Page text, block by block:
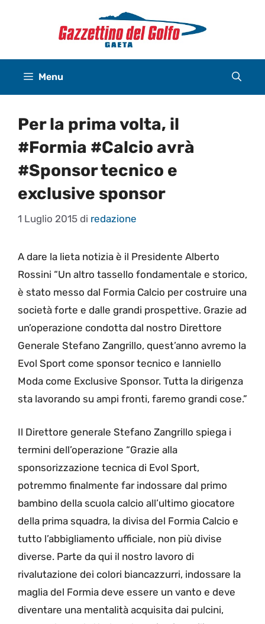
Menu
Per la prima volta, il
#Formia #Calcio avrà
#Sponsor tecnico e
exclusive sponsor
1 Luglio 2015 di redazione
A dare la lieta notizia è il Presidente Alberto
Rossini “Un altro tassello fondamentale e storico,
è stato messo dal Formia Calcio per costruire una
società forte e dalle grandi prospettive. Grazie ad
un’operazione condotta dal nostro Direttore
Generale Stefano Zangrillo, quest’anno avremo la
Evol Sport come sponsor tecnico e Ianniello
Moda come Exclusive Sponsor. Tutta la dirigenza
sta lavorando su ampi fronti, faremo grandi cose.”
Il Direttore generale Stefano Zangrillo spiega i
termini dell’operazione “Grazie alla
sponsorizzazione tecnica di Evol Sport,
potremmo finalmente far indossare dal primo
bambino della scuola calcio all’ultimo giocatore
della prima squadra, la divisa del Formia Calcio e
tutto l’abbigliamento ufficiale, non più divise
diverse. Parte da qui il nostro lavoro di
rivalutazione dei colori biancazzurri, indossare la
maglia del Formia deve essere un vanto e deve
diventare una mentalità acquisita dai pulcini,